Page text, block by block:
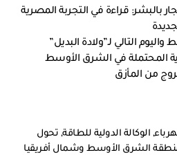
بالبشر: قراءة في التجربة المصرية
التالي لـ”ولادة البديل”
المحتملة في الشرق الأوسط
من المأزق
,الوكالة الدولية للطاقة,تحول
الشرق الأوسط وشمال أفريقيا